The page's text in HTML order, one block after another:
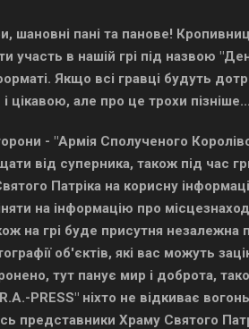
шановні пані та панове!
участь в нашій грі під назвою
Якщо всі гравці будуть
цікавою, але про це трохи
- "Армія Сполученого
від суперника, також під час
Патріка на корисну
на інформацію про
на грі буде присутня
об'єктів, які вас можуть
тут панує мир і доброта,
PRESS" ніхто не відкиває
представники Храму Святого